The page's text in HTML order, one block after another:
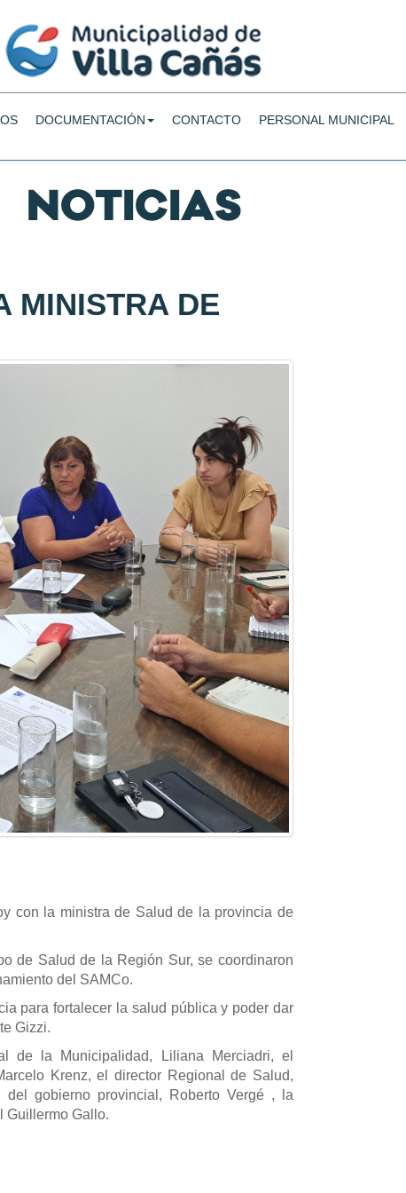
DOCUMENTACIÓN CONTACTO PERSONAL MUNICIPAL
NOTICIAS
MINISTRA DE
con la ministra de Salud de la provincia de
de Salud de la Región Sur, se coordinaron
del SAMCo.
para fortalecer la salud pública y poder dar
Gizzi.
de la Municipalidad, Liliana Merciadri, el
Krenz, el director Regional de Salud,
gobierno provincial, Roberto Vergé , la
Guillermo Gallo.